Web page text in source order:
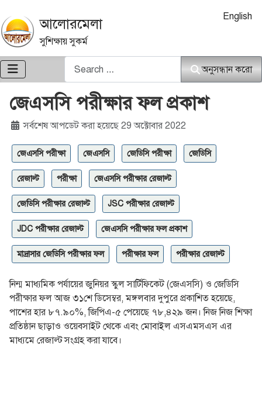
আলোরমেলা
সুশিক্ষায় সুকর্ম
আপনার ভাষা
English
অনুসন্ধান করো
অনুসন্ধান করো
জেএসসি পরীক্ষার ফল প্রকাশ
বিশদসর্বশেষ আপডেট করা হয়েছে 29 অক্টোবার 2022
জেএসসি পরীক্ষা জেএসসি জেডিসি পরীক্ষা জেডিসি
রেজাল্ট পরীক্ষা জেএসসি পরীক্ষার রেজাল্ট
জেডিসি পরীক্ষার রেজাল্ট JSC পরীক্ষার রেজাল্ট
JDC পরীক্ষার রেজাল্ট জেএসসি পরীক্ষার ফল প্রকাশ
মাদ্রাসার জেডিসি পরীক্ষার ফল পরীক্ষার ফল পরীক্ষার রেজাল্ট
নিন্ম মাধ্যমিক পর্যায়ের জুনিয়র স্কুল সার্টিফিকেট (জেএসসি) ও জেডিসি
পরীক্ষার ফল আজ ৩১শে ডিসেম্বর, মঙ্গলবার দুপুরে প্রকাশিত হয়েছে,
পাশের হার ৮৭.৯০%, জিপিএ-৫ পেয়েছে ৭৮,৪২৯ জন। নিজ নিজ শিক্ষা
প্রতিষ্ঠান ছাড়াও ওয়েবসাইট থেকে এবং মোবাইল এসএমসএস এর
মাধ্যমে রেজাল্ট সংগ্রহ করা যাবে।